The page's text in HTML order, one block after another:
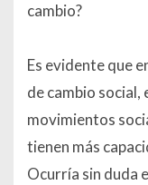
cambio?
Es evidente que
de cambio social,
movimientos
tienen más
Ocurría sin duda